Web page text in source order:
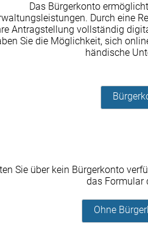
Das Bürgerkonto
Durch eine
Antragstellung vollständig
Sie die Möglichkeit, sich
händische
Sie über kein Bürgerkonto
das Formular
Ohne